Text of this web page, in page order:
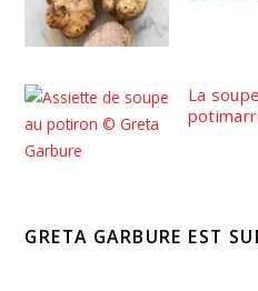
La
GRETA GARBURE EST